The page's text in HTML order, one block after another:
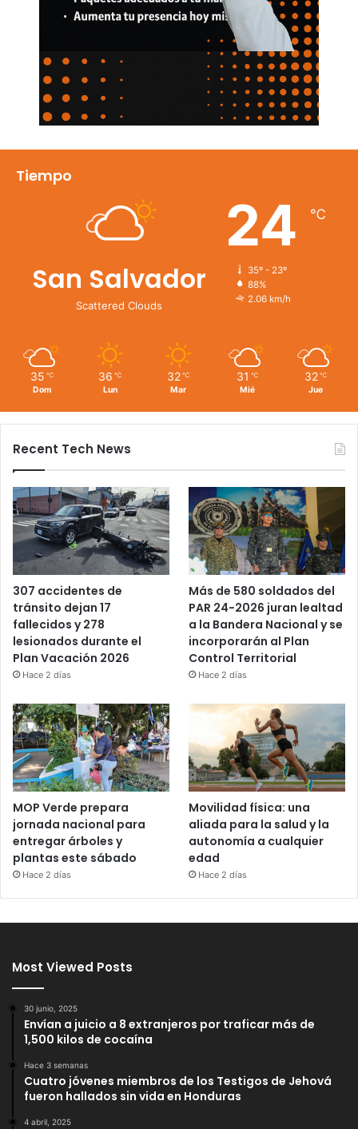
Tiempo
San Salvador
Scattered Clouds
24 ℃
35º - 23º
88%
2.06 km/h
35 ℃
Dom
36 ℃
Lun
32 ℃
Mar
31 ℃
Mié
32 ℃
Jue
Recent Tech News
307 accidentes de
tránsito dejan 17
fallecidos y 278
lesionados durante el
Plan Vacación 2026
Hace 2 días
Más de 580 soldados del
PAR 24-2026 juran lealtad
a la Bandera Nacional y se
incorporarán al Plan
Control Territorial
Hace 2 días
MOP Verde prepara
jornada nacional para
entregar árboles y
plantas este sábado
Hace 2 días
Movilidad física: una
aliada para la salud y la
autonomía a cualquier
edad
Hace 2 días
Most Viewed Posts
30 junio, 2025
Envían a juicio a 8 extranjeros por traficar más de
1,500 kilos de cocaína
Hace 3 semanas
Cuatro jóvenes miembros de los Testigos de Jehová
fueron hallados sin vida en Honduras
4 abril, 2025